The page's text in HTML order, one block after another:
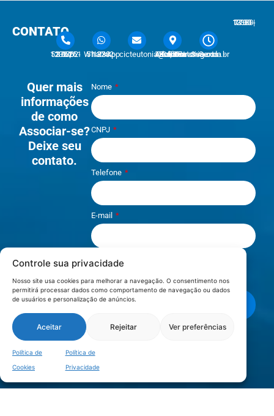
Controle sua privacidade
Nosso site usa cookies para melhorar a navegação. O consentimento nos
permitirá processar dados como comportamento de navegação ou dados
de usuários e personalização de anúncios.
Aceitar Rejeitar Ver preferências
Política de
Cookies
Política de
Privacidade
CONTATO
51 3762-1233 | 51 3762-1030 51 3762-1233 WhatsAppcicteutonia@cicteutonia.com.br
Rua Um Sul, 77 - Centro Administrativo Teutônia - RS Segunda - Sexta
7:30 - 12:00 | 13:30 - 17:30
Quer mais
informações
de como
Associar-se?
Deixe seu
contato.
Nome
CNPJ
Telefone
E-mail
Li e aceito os termos de
Privacidade
LOCALIZAÇÃO